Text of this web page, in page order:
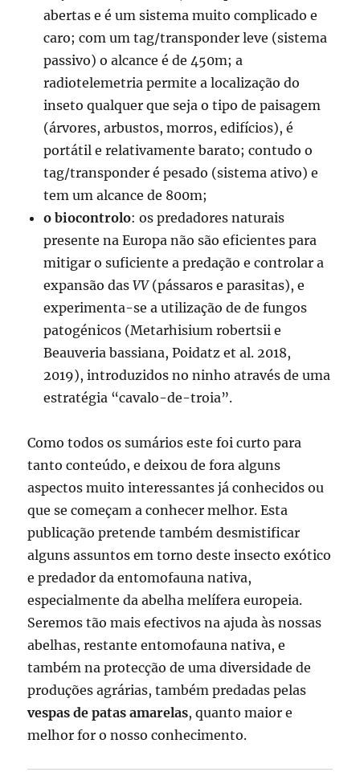
abertas e é um sistema muito complicado e
caro; com um tag/transponder leve (sistema
passivo) o alcance é de 450m; a
radiotelemetria permite a localização do
inseto qualquer que seja o tipo de paisagem
(árvores, arbustos, morros, edifícios), é
portátil e relativamente barato; contudo o
tag/transponder é pesado (sistema ativo) e
tem um alcance de 800m;
o biocontrolo: os predadores naturais
presente na Europa não são eficientes para
mitigar o suficiente a predação e controlar a
expansão dasVV(pássaros e parasitas), e
experimenta-se a utilização de de fungos
patogénicos (Metarhisium robertsii e
Beauveria bassiana, Poidatz et al. 2018,
2019), introduzidos no ninho através de uma
estratégia “cavalo-de-troia”.
Como todos os sumários este foi curto para
tanto conteúdo, e deixou de fora alguns
aspectos muito interessantes já conhecidos ou
que se começam a conhecer melhor. Esta
publicação pretende também desmistificar
alguns assuntos em torno deste insecto exótico
e predador da entomofauna nativa,
especialmente da abelha melífera europeia.
Seremos tão mais efectivos na ajuda às nossas
abelhas, restante entomofauna nativa, e
também na protecção de uma diversidade de
produções agrárias, também predadas pelas
vespas de patas amarelas, quanto maior e
melhor for o nosso conhecimento.